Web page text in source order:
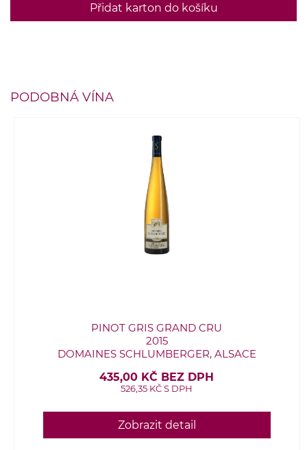
Přidat karton do košíku
PODOBNÁ VÍNA
PINOT GRIS GRAND CRU
2015
DOMAINES SCHLUMBERGER, ALSACE
435,00 KČ BEZ DPH
526,35 KČ S DPH
Zobrazit detail